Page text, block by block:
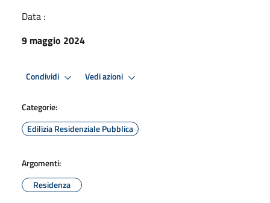
Data :
9 maggio 2024
Condividi Vedi azioni
Categorie:
Edilizia Residenziale Pubblica
Argomenti:
Residenza